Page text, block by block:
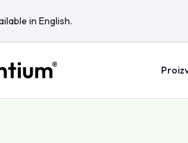
in English.